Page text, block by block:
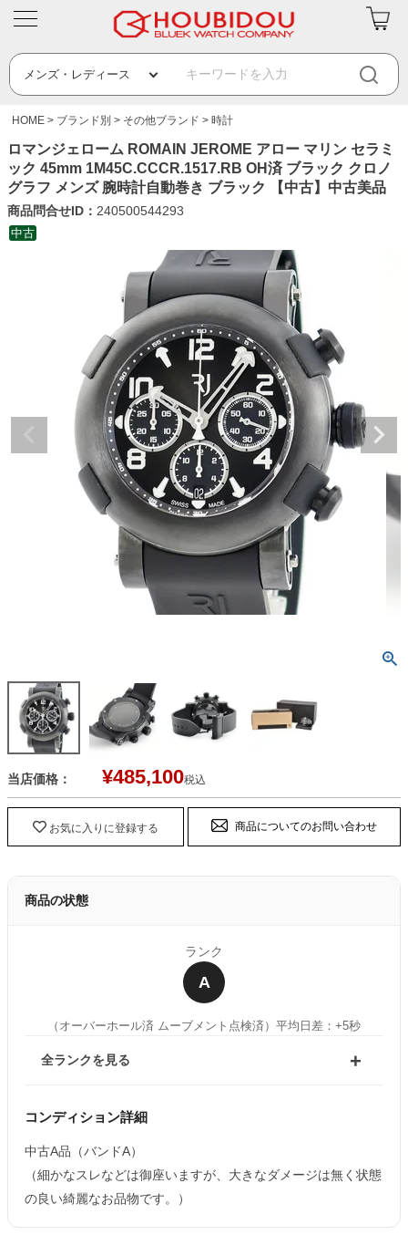
HOME ブランド別 その他ブランド 時計
ロマンジェローム ROMAIN JEROME アロー マリン セラミ
ック 45mm 1M45C.CCCR.1517.RB OH済 ブラック クロノ
グラフ メンズ 腕時計自動巻き ブラック 【中古】中古美品
商品問合せID： 240500544293
中古
当店価格： ¥485,100税込
お気に入りに登録する 商品についてのお問い合わせ
商品の状態
ランク
A
（オーバーホール済 ムーブメント点検済） 平均日差：+5秒
全ランクを見る
コンディション詳細
中古A品（バンドA）
（細かなスレなどは御座いますが、大きなダメージは無く状態
の良い綺麗なお品物です。）